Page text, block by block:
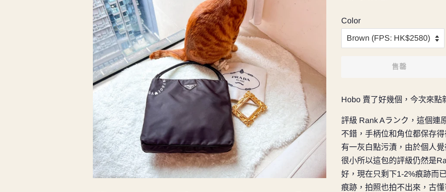
Color
售罄
Hobo 賣了好幾個，今次來點
評級 Rank Aランク，這個連
不錯，手柄位和角位都保存
有一灰白點污漬，由於個人
很小所以這包的評級仍然是
好，現在只剩下1-2%痕跡而
痕跡，拍照也拍不出來，古懂